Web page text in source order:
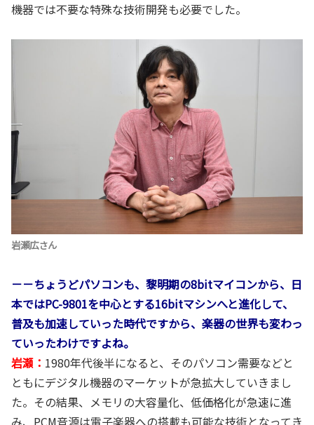
機器では不要な特殊な技術開発も必要でした。
岩瀬広さん
－－ちょうどパソコンも、黎明期の8bitマイコンから、日
本ではPC-9801を中心とする16bitマシンへと進化して、
普及も加速していった時代ですから、楽器の世界も変わっ
ていったわけですよね。
岩瀬： 1980年代後半になると、そのパソコン需要などと
ともにデジタル機器のマーケットが急拡大していきまし
た。その結果、メモリの大容量化、低価格化が急速に進
み、PCM音源は電子楽器への搭載も可能な技術となってき